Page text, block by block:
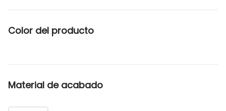
Color del producto
Material de acabado